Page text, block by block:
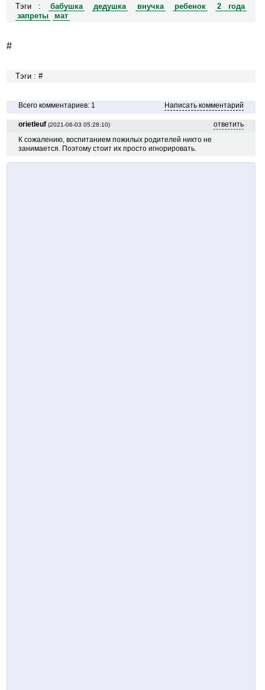
Тэги : бабушка дедушка внучка ребенок
2 года
запреты
мат
#
Тэги : #
Всего комментариев: 1 Написать комментарий
orietleuf (2021-06-03 05:28:10)
ответить
К сожалению, воспитанием пожилых родителей никто не
занимается. Поэтому стоит их просто игнорировать.